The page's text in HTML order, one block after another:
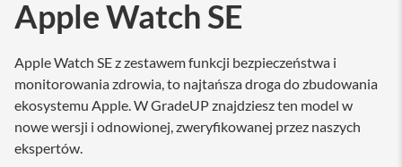
M
a
t
u
d
o
Apple Watch SE
Apple Watch SE z zestawem funkcji bezpieczeństwa i
monitorowania zdrowia, to najtańsza droga do zbudowania
ekosystemu Apple. W GradeUP znajdziesz ten model w
nowe wersji i odnowionej, zweryfikowanej przez naszych
ekspertów.